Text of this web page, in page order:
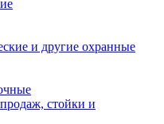
и другие охранные
стойки и